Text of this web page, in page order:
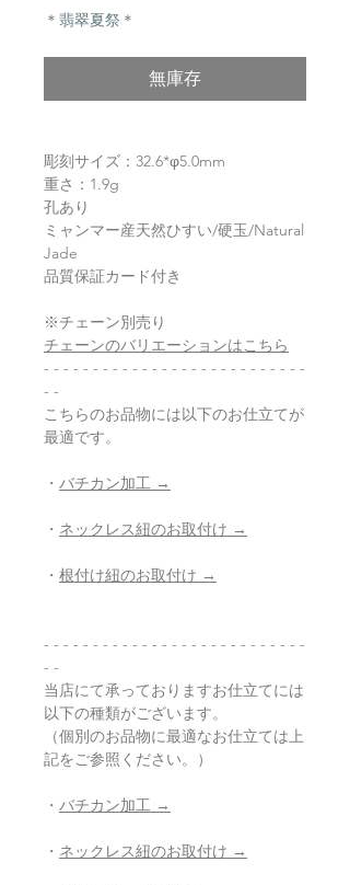
＊翡翠夏祭＊
無庫存
彫刻サイズ：32.6*φ5.0mm
重さ：1.9g
孔あり
ミャンマー産天然ひすい/硬玉/Natural
Jade
品質保証カード付き
※チェーン別売り
チェーンのバリエーションはこちら
- - - - - - - - - - - - - - - - - - - - - - - - - - -
- -
こちらのお品物には以下のお仕立てが
最適です。
・ バチカン加工 →
・ ネックレス紐のお取付け →
・ 根付け紐のお取付け →
- - - - - - - - - - - - - - - - - - - - - - - - - - -
- -
当店にて承っておりますお仕立てには
以下の種類がございます。
（個別のお品物に最適なお仕立ては上
記をご参照ください。）
・ バチカン加工 →
・ ネックレス紐のお取付け →